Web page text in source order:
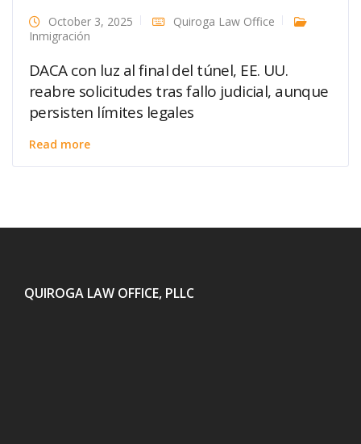
October 3, 2025
Quiroga Law Office
Inmigración
DACA con luz al final del túnel, EE. UU.
reabre solicitudes tras fallo judicial, aunque
persisten límites legales
Read more
QUIROGA LAW OFFICE, PLLC